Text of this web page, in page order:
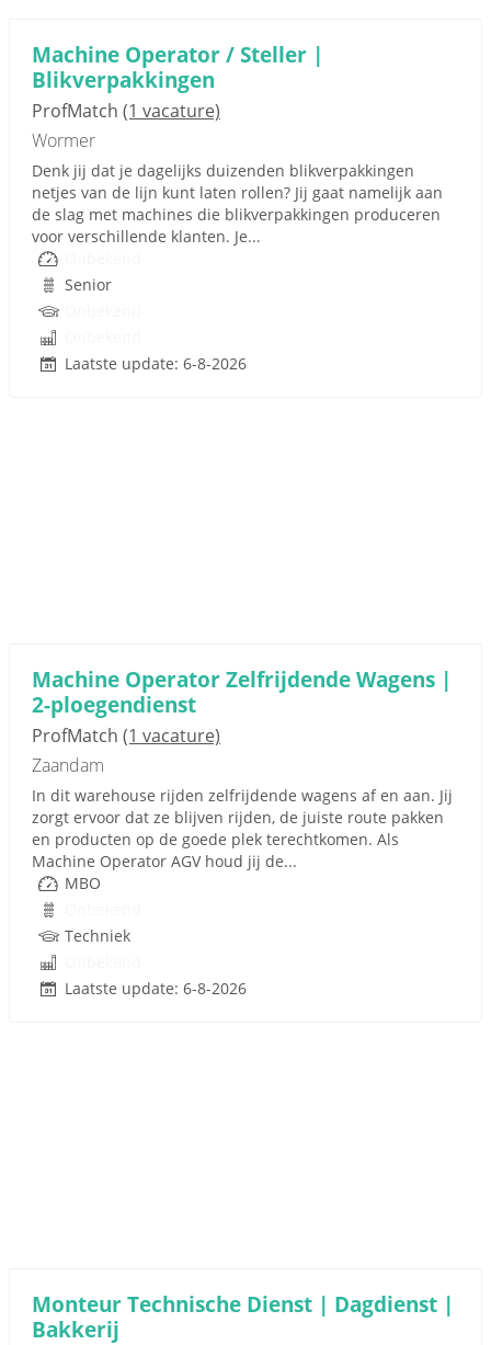
Machine Operator / Steller |
Blikverpakkingen
ProfMatch (1 vacature)
Wormer
Denk jij dat je dagelijks duizenden blikverpakkingen
netjes van de lijn kunt laten rollen? Jij gaat namelijk aan
de slag met machines die blikverpakkingen produceren
voor verschillende klanten. Je...
Senior
Laatste update: 6-8-2026
Machine Operator Zelfrijdende Wagens |
2-ploegendienst
ProfMatch (1 vacature)
Zaandam
In dit warehouse rijden zelfrijdende wagens af en aan. Jij
zorgt ervoor dat ze blijven rijden, de juiste route pakken
en producten op de goede plek terechtkomen. Als
Machine Operator AGV houd jij de...
MBO
Techniek
Laatste update: 6-8-2026
Monteur Technische Dienst | Dagdienst |
Bakkerij